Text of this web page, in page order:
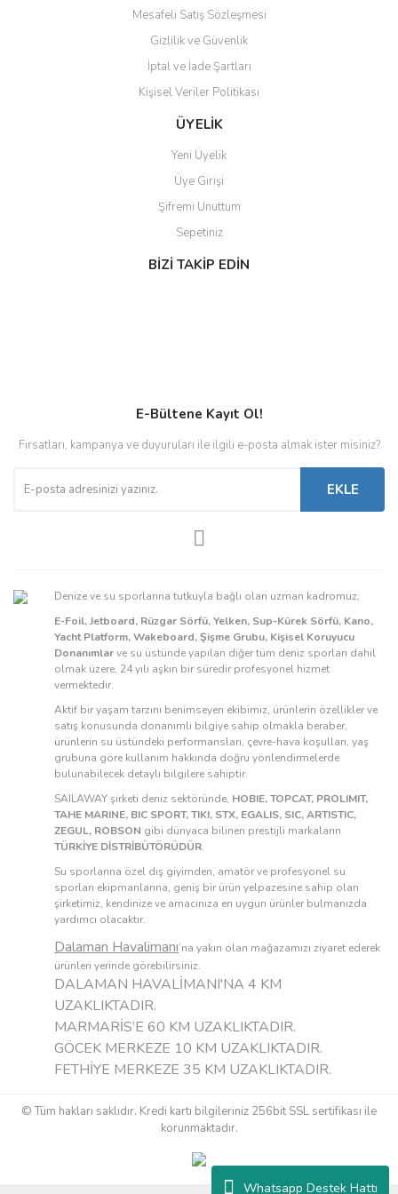
Whatsapp Destek Hattı
Mesafeli Satış Sözleşmesi
Gizlilik ve Güvenlik
İptal ve İade Şartları
Kişisel Veriler Politikası
ÜYELİK
Yeni Üyelik
Üye Girişi
Şifremi Unuttum
Sepetiniz
BİZİ TAKİP EDİN
E-Bültene Kayıt Ol!
Fırsatları, kampanya ve duyuruları ile ilgili e-posta almak ister misiniz?
EKLE
Denize ve su sporlarına tutkuyla bağlı olan uzman kadromuz;
E-Foil, Jetboard, Rüzgar Sörfü, Yelken, Sup-Kürek Sörfü, Kano,
Yacht Platform, Wakeboard, Şişme Grubu, Kişisel Koruyucu
Donanımlarve su üstünde yapılan diğer tüm deniz sporları dahil
olmak üzere, 24 yılı aşkın bir süredir profesyonel hizmet
vermektedir.
Aktif bir yaşam tarzını benimseyen ekibimiz, ürünlerin özellikler ve
satış konusunda donanımlı bilgiye sahip olmakla beraber,
ürünlerin su üstündeki performansları, çevre-hava koşulları, yaş
grubuna göre kullanım hakkında doğru yönlendirmelerde
bulunabilecek detaylı bilgilere sahiptir.
SAILAWAY şirketi deniz sektöründe, HOBIE, TOPCAT, PROLIMIT,
TAHE MARINE, BIC SPORT, TIKI, STX, EGALIS, SIC, ARTISTIC,
ZEGUL, ROBSON gibi dünyaca bilinen prestijli markaların
TÜRKİYE DİSTRİBÜTÖRÜDÜR.
Su sporlarına özel dış giyimden, amatör ve profesyonel su
sporları ekipmanlarına, geniş bir ürün yelpazesine sahip olan
şirketimiz, kendinize ve amacınıza en uygun ürünler bulmanızda
yardımcı olacaktır.
Dalaman Havalimanı’na yakın olan mağazamızı ziyaret ederek
ürünleri yerinde görebilirsiniz.
DALAMAN HAVALİMANI'NA 4 KM
UZAKLIKTADIR.
MARMARİS’E 60 KM UZAKLIKTADIR.
GÖCEK MERKEZE 10 KM UZAKLIKTADIR.
FETHİYE MERKEZE 35 KM UZAKLIKTADIR.
© Tüm hakları saklıdır. Kredi kartı bilgileriniz 256bit SSL sertifikası ile
korunmaktadır.